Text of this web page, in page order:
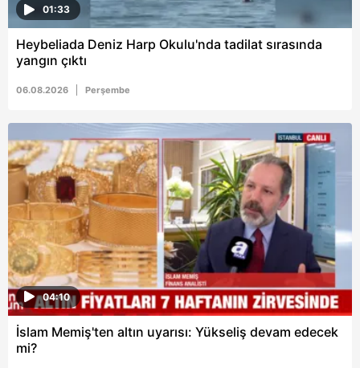
almak için lütfen tıklayınız.
01:33
Heybeliada Deniz Harp Okulu'nda tadilat sırasında
yangın çıktı
06.08.2026 Perşembe
04:10
İslam Memiş'ten altın uyarısı: Yükseliş devam edecek
mi?